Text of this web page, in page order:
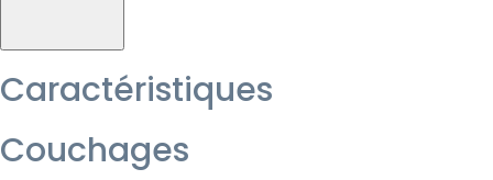
Caractéristiques
Couchages